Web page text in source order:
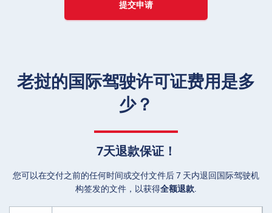
提交申请
老挝的国际驾驶许可证费用是多
少？
7天退款保证！
您可以在交付之前的任何时间或交付文件后 7 天内退回国际驾驶机
构签发的文件，以获得全额退款.